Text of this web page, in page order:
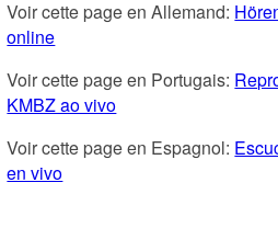
Voir cette page en Allemand:
online
Voir cette page en Portugais:
KMBZ ao vivo
Voir cette page en Espagnol:
en vivo